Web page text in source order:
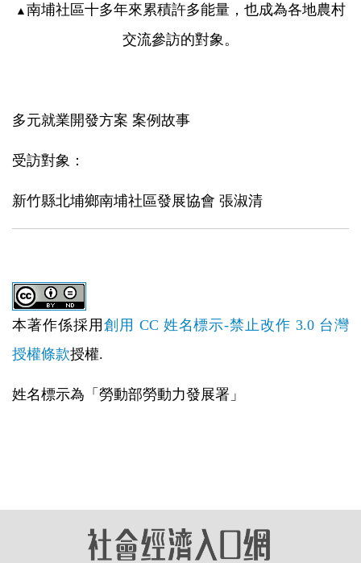
▲南埔社區十多年來累積許多能量，也成為各地農村
交流參訪的對象。
多元就業開發方案 案例故事
受訪對象：
新竹縣北埔鄉南埔社區發展協會 張淑清
本著作係採用 創用 CC 姓名標示-禁止改作 3.0 台灣
授權條款授權.
姓名標示為「勞動部勞動力發展署」